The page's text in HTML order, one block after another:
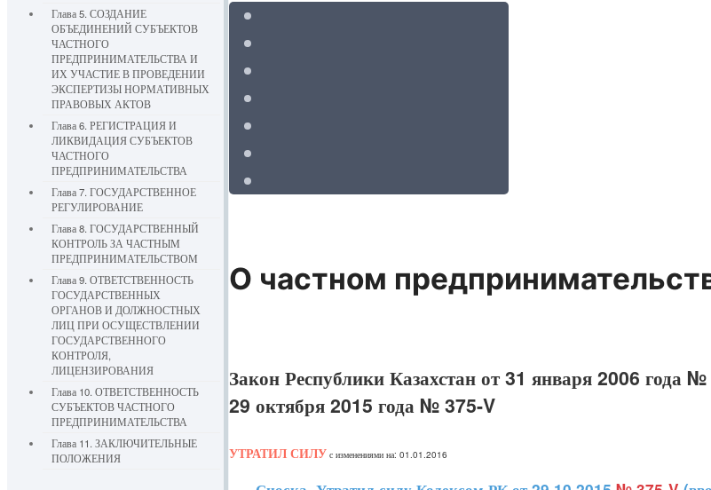
Глава 5. СОЗДАНИЕ
ОБЪЕДИНЕНИЙ СУБЪЕКТОВ
ЧАСТНОГО
ПРЕДПРИНИМАТЕЛЬСТВА И
ИХ УЧАСТИЕ В ПРОВЕДЕНИИ
ЭКСПЕРТИЗЫ НОРМАТИВНЫХ
ПРАВОВЫХ АКТОВ
Глава 6. РЕГИСТРАЦИЯ И
ЛИКВИДАЦИЯ СУБЪЕКТОВ
ЧАСТНОГО
ПРЕДПРИНИМАТЕЛЬСТВА
Глава 7. ГОСУДАРСТВЕННОЕ
РЕГУЛИРОВАНИЕ
Глава 8. ГОСУДАРСТВЕННЫЙ
КОНТРОЛЬ ЗА ЧАСТНЫМ
ПРЕДПРИНИМАТЕЛЬСТВОМ
Глава 9. ОТВЕТСТВЕННОСТЬ
ГОСУДАРСТВЕННЫХ
ОРГАНОВ И ДОЛЖНОСТНЫХ
ЛИЦ ПРИ ОСУЩЕСТВЛЕНИИ
ГОСУДАРСТВЕННОГО
КОНТРОЛЯ,
ЛИЦЕНЗИРОВАНИЯ
Глава 10. ОТВЕТСТВЕННОСТЬ
СУБЪЕКТОВ ЧАСТНОГО
ПРЕДПРИНИМАТЕЛЬСТВА
Глава 11. ЗАКЛЮЧИТЕЛЬНЫЕ
ПОЛОЖЕНИЯ
О частном
Закон Республики Казахстан от 31 января 2006 года
29 октября 2015 года № 375-V
УТРАТИЛ СИЛУ с изменениями на: 01.01.2016